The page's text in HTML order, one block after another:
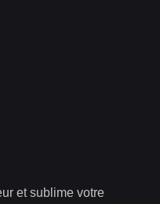
et sublime votre